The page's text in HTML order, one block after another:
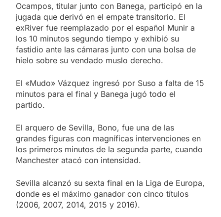
Ocampos, titular junto con Banega, participó en la
jugada que derivó en el empate transitorio. El
exRiver fue reemplazado por el español Munir a
los 10 minutos segundo tiempo y exhibió su
fastidio ante las cámaras junto con una bolsa de
hielo sobre su vendado muslo derecho.
El «Mudo» Vázquez ingresó por Suso a falta de 15
minutos para el final y Banega jugó todo el
partido.
El arquero de Sevilla, Bono, fue una de las
grandes figuras con magníficas intervenciones en
los primeros minutos de la segunda parte, cuando
Manchester atacó con intensidad.
Sevilla alcanzó su sexta final en la Liga de Europa,
donde es el máximo ganador con cinco títulos
(2006, 2007, 2014, 2015 y 2016).